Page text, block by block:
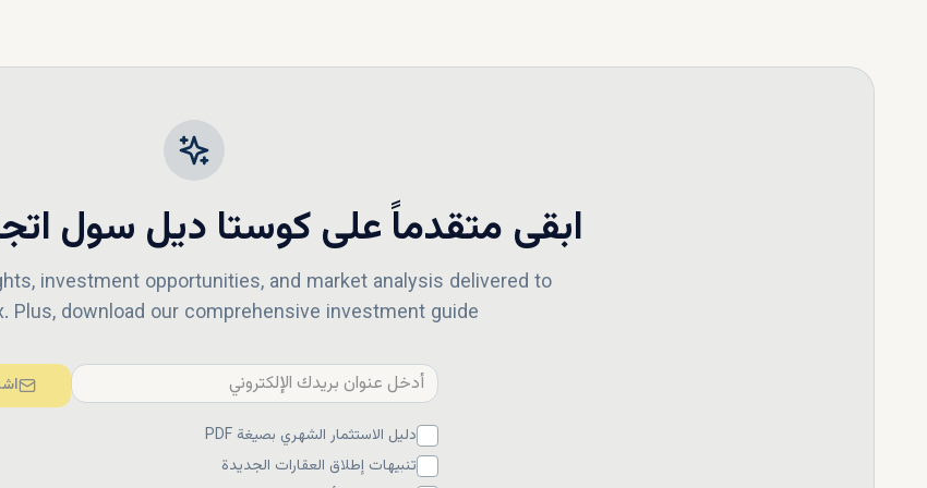
الفلل في كوستا ديل سول ليست مجرد منازل، بل هي استثمار في منطقة ساحلية
على اسلوب حياة راقي. ومع محفظة عقارية متنوعة، من منازل عائلية بأسعار
العملية بأكملها، مما يضمن لك رحلةً سلسة. تواصل مع فريق خبرائنا الآن للاطلاع
في كوستا ديل سول، وابدأ رحلتك نحو امتلاك فيلا احلامك.
ابقى متقدماً علىكوستا ديل سول
investment opportunities, and market analysis delivered to
Plus, download our comprehensive investment guide!
دليل الاستثمار الشهري بصيغة PDF
تنبيهات إطلاق العقارات الجديدة